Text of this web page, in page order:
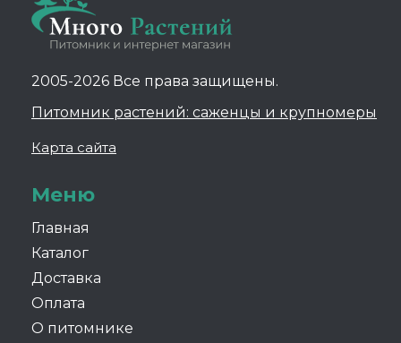
2005-2026 Все права защищены.
Питомник растений: саженцы и крупномеры
Карта сайта
Меню
Главная
Каталог
Доставка
Оплата
О питомнике